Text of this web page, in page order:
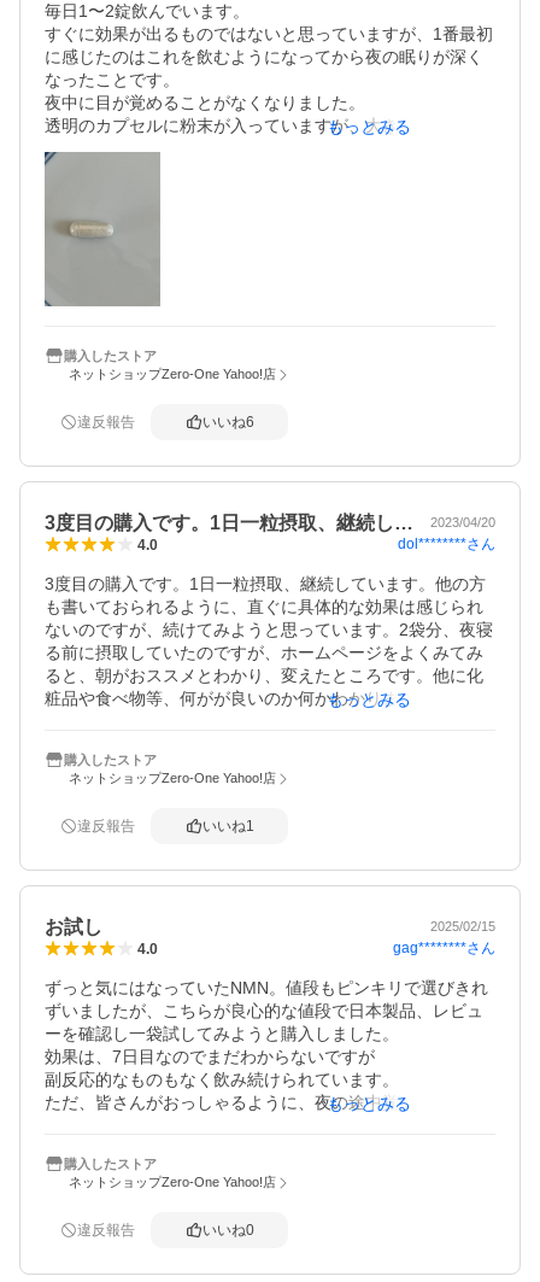
毎日1〜2錠飲んでいます。
すぐに効果が出るものではないと思っていますが、1番最初
に感じたのはこれを飲むようになってから夜の眠りが深く
なったことです。
夜中に目が覚めることがなくなりました。
透明のカプセルに粉末が入っていますが、大きすぎず飲み
やすいです。
また、サプリと一緒にメッセージが入っていて、初めて飲
飲み続けたいサプリメントの一つになりました。
もっとみる
購入したストア
ネットショップZero-One Yahoo!店
違反報告 いいね6
3度目の購入です。1日一粒摂取、継続し… 2023/04/20
4.0 dol********さん
3度目の購入です。1日一粒摂取、継続しています。他の方
も書いておられるように、直ぐに具体的な効果は感じられ
ないのですが、続けてみようと思っています。2袋分、夜寝
る前に摂取していたのですが、ホームページをよくみてみ
ると、朝がおススメとわかり、変えたところです。他に化
粧品や食べ物等、何がが良いのか何かわかりませんし、相
もっとみる
購入したストア
ネットショップZero-One Yahoo!店
違反報告 いいね1
お試し 2025/02/15
4.0 gag********さん
ずっと気にはなっていたNMN。値段もピンキリで選びきれ
ずいましたが、こちらが良心的な値段で日本製品、レビュ
ーを確認し一袋試してみようと購入しました。
効果は、7日目なのでまだわからないですが
副反応的なものもなく飲み続けられています。
ただ、皆さんがおっしゃるように、夜の途中覚醒が多かっ
もっとみる
購入したストア
ネットショップZero-One Yahoo!店
違反報告 いいね0